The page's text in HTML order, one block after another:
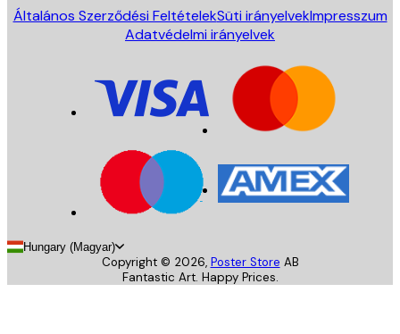
Általános Szerződési FeltételekSüti irányelvekImpresszum
Adatvédelmi irányelvek
Hungary (Magyar)
Copyright © 2026, Poster Store AB
Fantastic Art. Happy Prices.